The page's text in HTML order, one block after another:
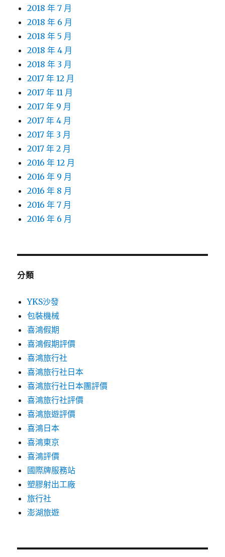
2018 年 7 月
2018 年 6 月
2018 年 5 月
2018 年 4 月
2018 年 3 月
2017 年 12 月
2017 年 11 月
2017 年 9 月
2017 年 4 月
2017 年 3 月
2017 年 2 月
2016 年 12 月
2016 年 9 月
2016 年 8 月
2016 年 7 月
2016 年 6 月
分類
YKS沙發
包裝機械
喜鴻假期
喜鴻假期評價
喜鴻旅行社
喜鴻旅行社日本
喜鴻旅行社日本團評價
喜鴻旅行社評價
喜鴻旅遊評價
喜鴻日本
喜鴻東京
喜鴻評價
國際牌服務站
塑膠射出工廠
旅行社
澎湖旅遊